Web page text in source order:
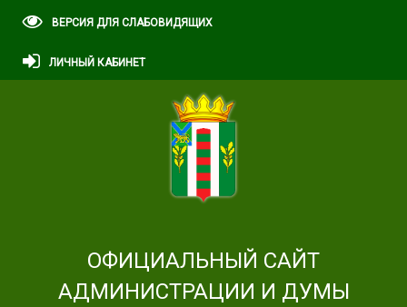
ВЕРСИЯ ДЛЯ СЛАБОВИДЯЩИХ
ЛИЧНЫЙ КАБИНЕТ
ОФИЦИАЛЬНЫЙ САЙТ
АДМИНИСТРАЦИИ И ДУМЫ